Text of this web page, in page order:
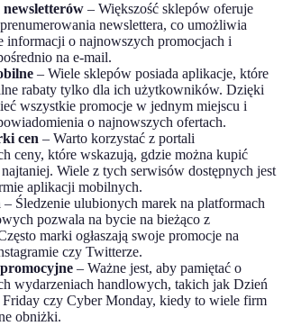
– Większość sklepów oferuje
newslettera, co umożliwia
informacji o najnowszych promocjach i
na e-mail.
– Wiele sklepów posiada aplikacje, które
rabaty tylko dla ich użytkowników. Dzięki
wszystkie promocje w jednym miejscu i
o najnowszych ofertach.
cen – Warto korzystać z portali
ceny, które wskazują, gdzie można kupić
Wiele z tych serwisów dostępnych jest
aplikacji mobilnych.
– Śledzenie ulubionych marek na platformach
pozwala na bycie na bieżąco z
marki ogłaszają swoje promocje na
czy Twitterze.
– Ważne jest, aby pamiętać o
wydarzeniach handlowych, takich jak Dzień
czy Cyber Monday, kiedy to wiele firm
obniżki.